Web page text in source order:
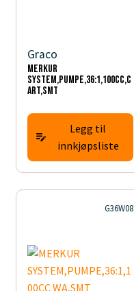
Graco
MERKUR
SYSTEM,PUMPE,36:1,100CC,C
ART,SMT
Legg til
innkjøpsliste
G36W08